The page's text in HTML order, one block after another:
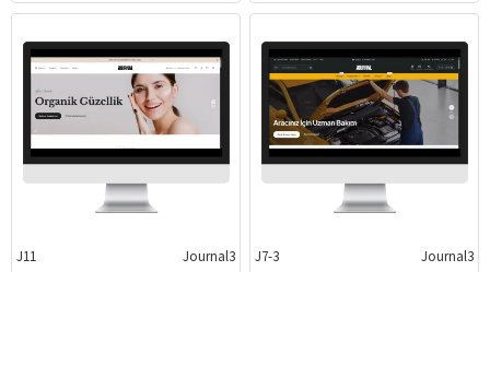
%70
J11
Journal3
%70
J7-3
Journal3